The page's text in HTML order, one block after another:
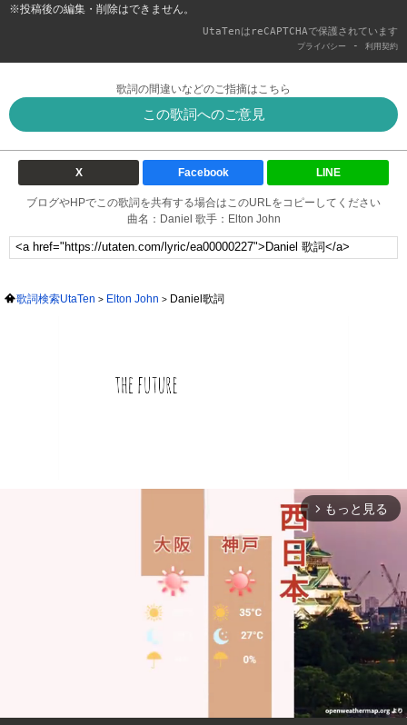
※投稿後の編集・削除はできません。
UtaTenはreCAPTCHAで保護されています
プライバシー - 利用契約
歌詞の間違いなどのご指摘はこちら
この歌詞へのご意見
X Facebook LINE
ブログやHPでこの歌詞を共有する場合はこのURLをコピーしてください
曲名：Daniel 歌手：Elton John
歌詞検索UtaTen Elton John Daniel歌詞
arrow_forward_ios もっと見る